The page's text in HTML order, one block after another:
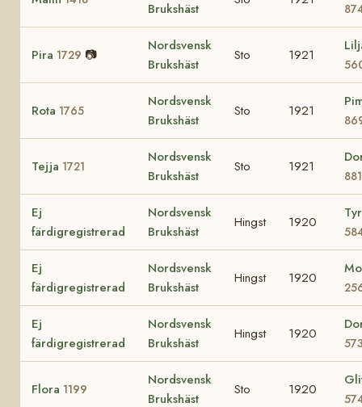
Brukshäst
Pira 1729 📷
Nordsvensk
Brukshäst
Sto 1921
Rota 1765
Nordsvensk
Brukshäst
Sto 1921
Tejja 1721
Nordsvensk
Brukshäst
Sto 1921
881
Ej
färdigregistrerad
Nordsvensk
Brukshäst
Hingst 1920
Ej
färdigregistrerad
Nordsvensk
Brukshäst
Hingst 1920
Ej
färdigregistrerad
Nordsvensk
Brukshäst
Hingst 1920
Flora 1199
Nordsvensk
Brukshäst
Sto 1920